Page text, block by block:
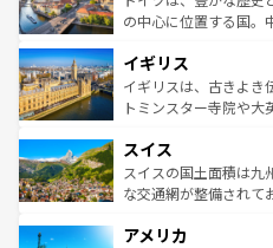
ンテンツ一覧を参照し
から魅了する。また、
いる。シャンパンの発
香り高いラベンダー畑
らに、パリ以外の地域
れる地方に足を運ぶと
きるだろう。
を参照してほしい。
の中心に位置する国。
顔を持つこの国は、ど
ルリンの文化的活気、
してライン川沿いのワ
は、お酒好きな人にはぜひ体
ドイツ情報はコンテン
イギリス
イギリスは、古きよき
トミンスター寺院や大
リアごとに異なる魅力
ティー、ビール好きに
戦など、本場だからこ
ンツ一覧を参照してほ
スイス
スイスの国土面積は九
な交通網が整備されて
の建物がそのまま残る
アメリカ